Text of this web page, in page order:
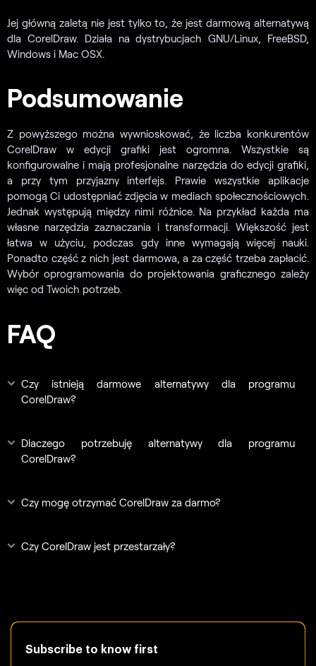
Jej główną zaletą nie jest tylko to, że jest darmową alternatywą
dla CorelDraw. Działa na dystrybucjach GNU/Linux, FreeBSD,
Windows i Mac OSX.
Podsumowanie
Z powyższego można wywnioskować, że liczba konkurentów
CorelDraw w edycji grafiki jest ogromna. Wszystkie są
konfigurowalne i mają profesjonalne narzędzia do edycji grafiki,
a przy tym przyjazny interfejs. Prawie wszystkie aplikacje
pomogą Ci udostępniać zdjęcia w mediach społecznościowych.
Jednak występują między nimi różnice. Na przykład każda ma
własne narzędzia zaznaczania i transformacji. Większość jest
łatwa w użyciu, podczas gdy inne wymagają więcej nauki.
Ponadto część z nich jest darmowa, a za część trzeba zapłacić.
Wybór oprogramowania do projektowania graficznego zależy
więc od Twoich potrzeb.
FAQ
Czy istnieją darmowe alternatywy dla programu
CorelDraw?
Dlaczego potrzebuję alternatywy dla programu
CorelDraw?
Czy mogę otrzymać CorelDraw za darmo?
Czy CorelDraw jest przestarzały?
Subscribe to know first